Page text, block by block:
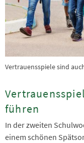
Vertrauensspiele sind
führen
In der zweiten
einem schönen